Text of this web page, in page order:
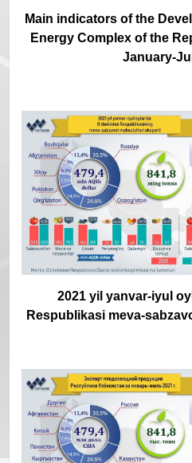
Main indicators of the
Energy Complex of the
January-
2021 yil yanvar-iyul
Respublikasi meva-